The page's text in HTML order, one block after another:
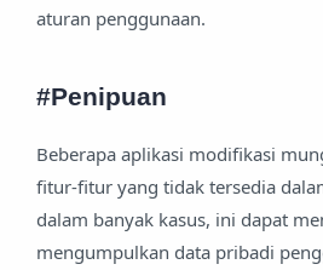
aturan penggunaan.
#Penipuan
Beberapa aplikasi modifikasi
fitur-fitur yang tidak tersedia
dalam banyak kasus, ini dapat
mengumpulkan data pribadi